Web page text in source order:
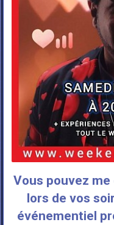
Vous pouvez
lors de vos
événementiel